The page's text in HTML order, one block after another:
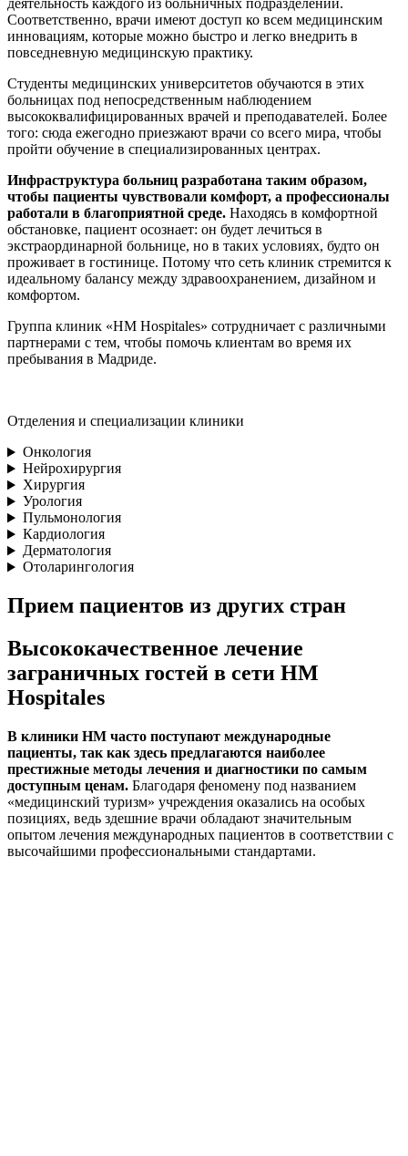
деятельность каждого из больничных подразделений.
Соответственно, врачи имеют доступ ко всем медицинским
инновациям, которые можно быстро и легко внедрить в
повседневную медицинскую практику.
Студенты медицинских университетов обучаются в этих
больницах под непосредственным наблюдением
высококвалифицированных врачей и преподавателей. Более
того: сюда ежегодно приезжают врачи со всего мира, чтобы
пройти обучение в специализированных центрах.
Инфраструктура больниц разработана таким образом,
чтобы пациенты чувствовали комфорт, а профессионалы
работали в благоприятной среде. Находясь в комфортной
обстановке, пациент осознает: он будет лечиться в
экстраординарной больнице, но в таких условиях, будто он
проживает в гостинице. Потому что сеть клиник стремится к
идеальному балансу между здравоохранением, дизайном и
комфортом.
Группа клиник «HM Hospitales» сотрудничает с различными
партнерами с тем, чтобы помочь клиентам во время их
пребывания в Мадриде.
Отделения и специализации клиники
Онкология
Нейрохирургия
Хирургия
Урология
Пульмонология
Кардиология
Дерматология
Отоларингология
Прием пациентов из других стран
Высококачественное лечение
заграничных гостей в сети HM
Hospitales
В клиники HM часто поступают международные
пациенты, так как здесь предлагаются наиболее
престижные методы лечения и диагностики по самым
доступным ценам. Благодаря феномену под названием
«медицинский туризм» учреждения оказались на особых
позициях, ведь здешние врачи обладают значительным
опытом лечения международных пациентов в соответствии с
высочайшими профессиональными стандартами.